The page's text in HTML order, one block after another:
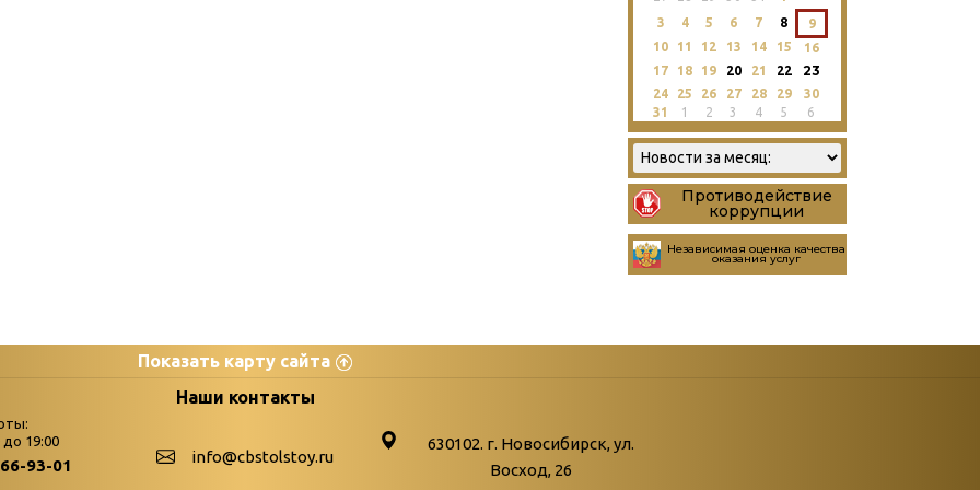
3 4 5 6 7 8
9
10
11 12 13 14 15
16
17
18 19 20 21 22 23
24 25 26 27 28 29
30
31
1 2 3 4 5 6
Противодействие
коррупции
Независимая оценка качества
оказания услуг
Показать карту сайта
palitra
Бюллетень новых поступлений
Война. Народ. Победа.
Наши контакты
до 19:00
93-01 info@cbstolstoy.ru
630102. г. Новосибирск, ул.
Восход, 26